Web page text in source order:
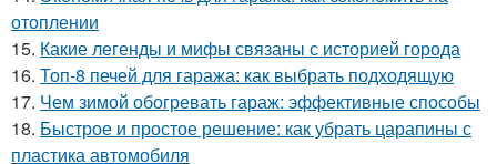
отоплении
15. Какие легенды и мифы связаны с историей города
16. Топ-8 печей для гаража: как выбрать подходящую
17. Чем зимой обогревать гараж: эффективные способы
18. Быстрое и простое решение: как убрать царапины с
пластика автомобиля